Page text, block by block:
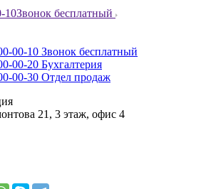
10Звонок бесплатный
00-10 Звонок бесплатный
00-20 Бухгалтерия
00-30 Отдел продаж
21, 3 этаж, офис 4